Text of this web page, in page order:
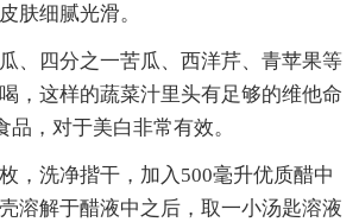
肤细腻光滑。
、四分之一苦瓜、西洋芹、青苹果等
，这样的蔬菜汁里头有足够的维他命
品，对于美白非常有效。
，洗净揩干，加入500毫升优质醋中
溶解于醋液中之后，取一小汤匙溶液